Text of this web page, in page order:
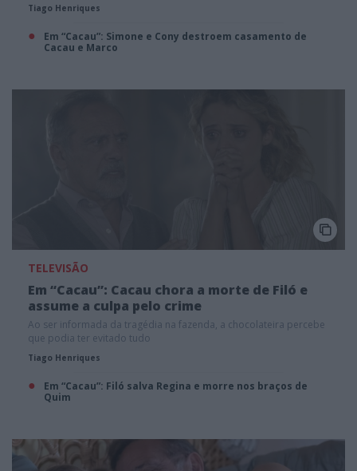
Tiago Henriques
Em “Cacau”: Simone e Cony destroem casamento de
Cacau e Marco
TELEVISÃO
Em “Cacau”: Cacau chora a morte de Filó e
assume a culpa pelo crime
Ao ser informada da tragédia na fazenda, a chocolateira percebe
que podia ter evitado tudo
Tiago Henriques
Em “Cacau”: Filó salva Regina e morre nos braços de
Quim